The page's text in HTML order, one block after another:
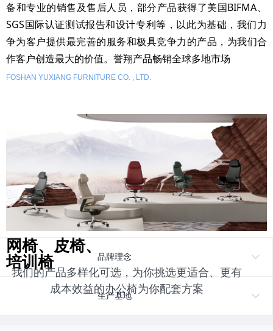
FOSHAN YUXIANG FURNITURE CO. , LTD.
备和专业的销售及售后人员，部分产品获得了美国BIFMA、
SGS国际认证测试报告和设计专利等，以此为基础，我们力
争为客户提供最完善的服务和极具竞争力的产品，为我们合
作客户创造最大的价值。誉翔产品畅销全球多地市场
品牌理念
生产基地
网椅、皮椅、
培训椅
我们的产品多样化可选，为你挑选更适合、更有
成本效益的办公椅为你配套方案